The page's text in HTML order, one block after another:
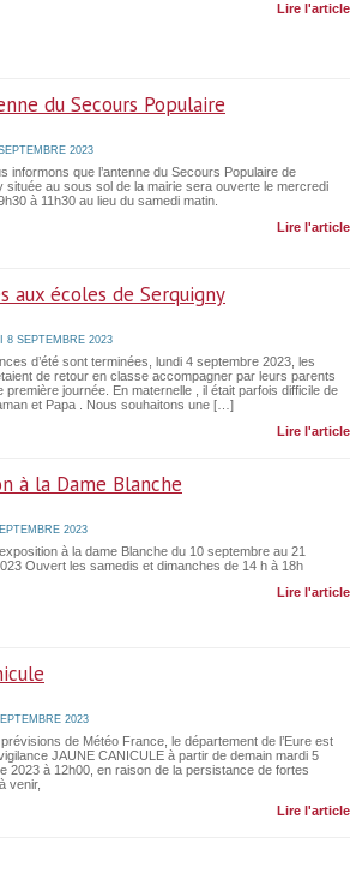
Lire l'article
du Secours Populaire
2023
informons que l’antenne du Secours Populaire de
située au sous sol de la mairie sera ouverte le mercredi
à 11h30 au lieu du samedi matin.
Lire l'article
aux écoles de Serquigny
8 SEPTEMBRE 2023
d’été sont terminées, lundi 4 septembre 2023, les
de retour en classe accompagner par leurs parents
première journée. En maternelle , il était parfois difficile de
et Papa . Nous souhaitons une […]
Lire l'article
à la Dame Blanche
2023
à la dame Blanche du 10 septembre au 21
Ouvert les samedis et dimanches de 14 h à 18h
Lire l'article
2023
de Météo France, le département de l’Eure est
JAUNE CANICULE à partir de demain mardi 5
2023 à 12h00, en raison de la persistance de fortes
venir,
Lire l'article